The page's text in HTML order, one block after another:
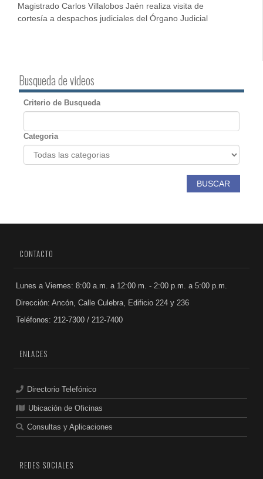
Magistrado Carlos Villalobos Jaén realiza visita de
cortesía a despachos judiciales del Órgano Judicial
Busqueda de videos
Criterio de Busqueda
Categoria
BUSCAR
CONTACTO
Lunes a Viernes: 8:00 a.m. a 12:00 m. - 2:00 p.m. a 5:00 p.m.
Dirección: Ancón, Calle Culebra, Edificio 224 y 236
Teléfonos: 212-7300 / 212-7400
ENLACES
Directorio Telefónico
Ubicación de Oficinas
Consultas y Aplicaciones
REDES SOCIALES